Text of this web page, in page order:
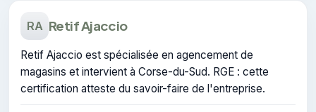
RA Retif Ajaccio
Retif Ajaccio est spécialisée en agencement de
magasins et intervient à Corse-du-Sud. RGE : cette
certification atteste du savoir-faire de l'entreprise.